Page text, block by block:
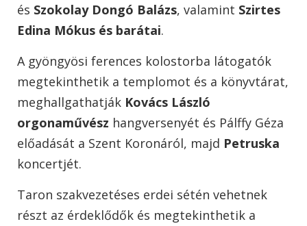
és Szokolay Dongó Balázs, valamint Szirtes
Edina Mókus és barátai.
A gyöngyösi ferences kolostorba látogatók
megtekinthetik a templomot és a könyvtárat,
meghallgathatják Kovács László
orgonaművész hangversenyét és Pálffy Géza
előadását a Szent Koronáról, majd Petruska
koncertjét.
Taron szakvezetéses erdei sétén vehetnek
részt az érdeklődők és megtekinthetik a